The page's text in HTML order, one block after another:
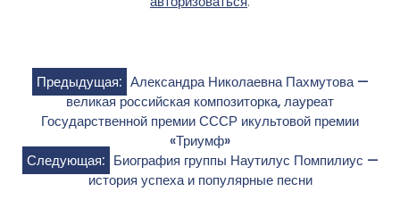
Навигация
по
записям
Предыдущая: Александра Николаевна Пахмутова —
великая российская композиторка, лауреат
Государственной премии СССР икультовой премии
«Триумф»
Следующая: Биография группы Наутилус Помпилиус —
история успеха и популярные песни